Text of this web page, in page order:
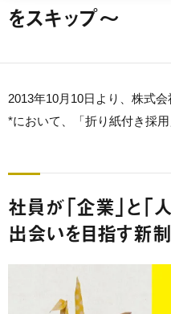
をスキップ〜
2013年10月10日より、株式
*において、「折り紙付き採用
社員が「企業」と「
出会いを目指す新